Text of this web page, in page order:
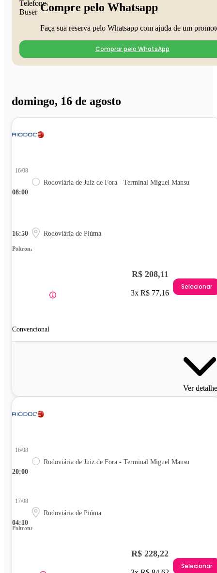
Compre pelo Whatsapp
Faça sua reserva pelo Whatsapp com ajuda de um
Comprar pelo WhatsApp
domingo, 16 de agosto
08:00
16/08
Rodoviária de Juiz de Fora - Terminal Miguel Mansu
16:50 Rodoviária de Piúma
Poltrona
Convencional
R$ 208,11
3x R$ 77,16
Selecionar
Ver
20:00
16/08
Rodoviária de Juiz de Fora - Terminal Miguel Mansu
04:10
17/08
Rodoviária de Piúma
Poltrona
R$ 228,22
Selecionar